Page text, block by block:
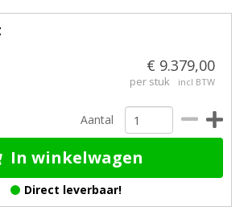
€ 9.379,00
per stuk incl BTW
Aantal
In winkelwagen
Direct leverbaar!